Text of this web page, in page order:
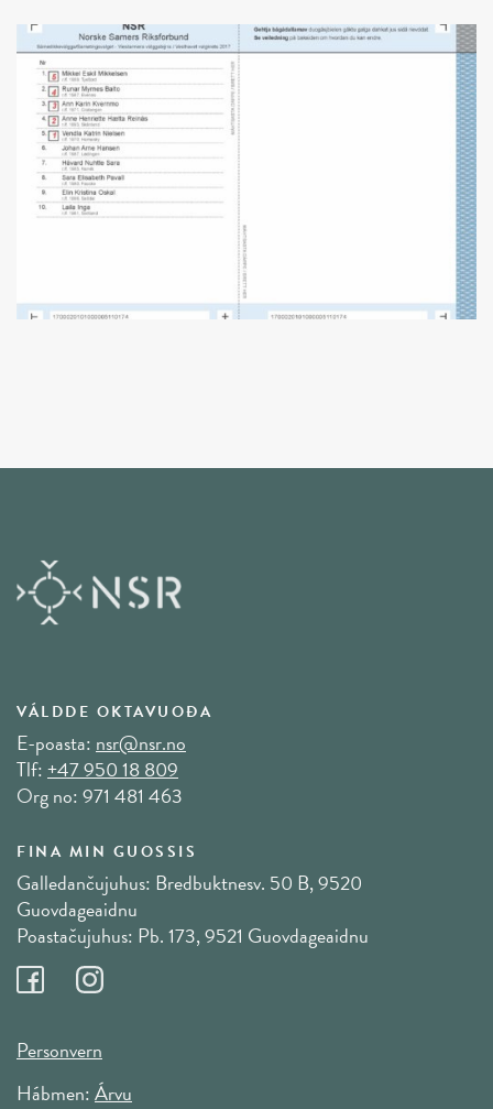
VÁLDDE OKTAVUOĐA
E-poasta:nsr@nsr.no
Tlf:+47 950 18 809
Org no: 971 481 463
FINA MIN GUOSSIS
Galledančujuhus: Bredbuktnesv. 50 B, 9520
Guovdageaidnu
Poastačujuhus: Pb. 173, 9521 Guovdageaidnu
Personvern
Hábmen:Árvu